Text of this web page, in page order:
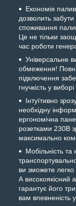
Економія
дозволить
споживання
Це не тільки
час роботи
Універсальне
обмеження!
підключення
гнучкість у
Інтуїтивно
необхідну
ергономічна
розетками 230В
максимально
Мобільність
ви зможете
А високоякісний
гарантує його
вам впевненість у